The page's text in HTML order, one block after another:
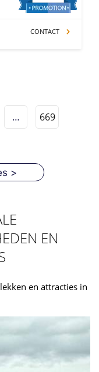
CONTACT
…
669
>
EN
en attracties in